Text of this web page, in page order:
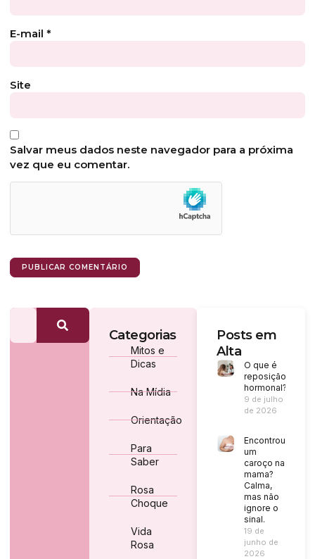
E-mail *
Site
Salvar meus dados neste navegador para a próxima
vez que eu comentar.
Categorias
Mitos e
Dicas
Na Mídia
Orientação
Para
Saber
Rosa
Choque
Vida
Rosa
Posts em
Alta
O que é
reposição
hormonal?
9 de julho
de 2026
Encontrou
um
caroço na
mama?
Calma,
mas não
ignore o
sinal.
19 de
junho de
2026